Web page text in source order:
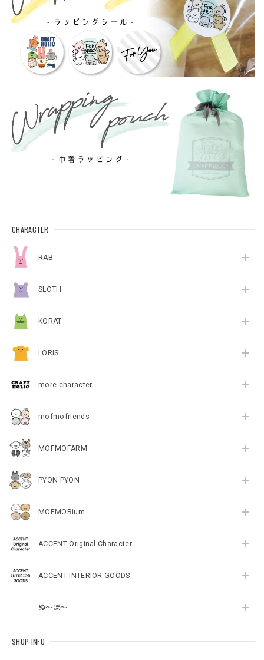
CHARACTER
RAB
SLOTH
KORAT
LORIS
more character
mofmofriends
MOFMOFARM
PYON PYON
MOFMORium
ACCENT Original Character
ACCENT INTERIOR GOODS
ぬ～ぼ～
SHOP INFO